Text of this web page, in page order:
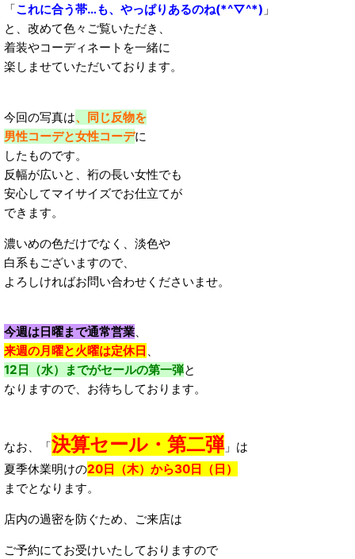
「これに合う帯…も、やっぱりあるのね(*^▽^*) 」
と、改めて色々ご覧いただき、
着装やコーディネートを一緒に
楽しませていただいております。
今回の写真は、同じ反物を
男性コーデと女性コーデに
したものです。
反幅が広いと、裄の長い女性でも
安心してマイサイズでお仕立てが
できます。
濃いめの色だけでなく、淡色や
白系もございますので、
よろしければお問い合わせくださいませ。
今週は日曜まで通常営業、
来週の月曜と火曜は定休日 、
12日（水）までがセールの第一弾と
なりますので、お待ちしております。
なお、「決算セール・第二弾」は
夏季休業明けの20日（木）から30日（日）
までとなります。
店内の過密を防ぐため、ご来店は
ご予約にてお受けいたしておりますので